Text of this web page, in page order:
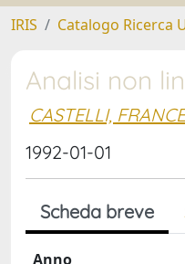
IRIS Catalogo Ricerca
Analisi non
CASTELLI,
1992-01-01
Scheda breve
Anno